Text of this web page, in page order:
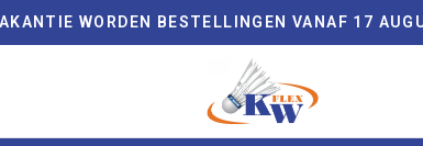
WORDEN BESTELLINGEN VANAF 17